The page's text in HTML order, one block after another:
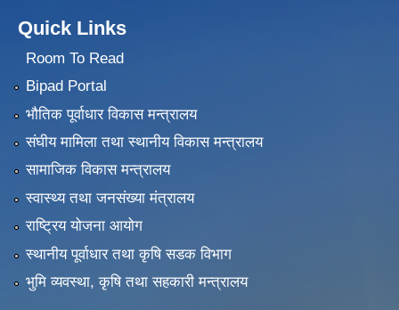
Quick Links
Room To Read
Bipad Portal
भौतिक पूर्वाधार विकास मन्त्रालय
संघीय मामिला तथा स्थानीय विकास मन्त्रालय
सामाजिक विकास मन्त्रालय
स्वास्थ्य तथा जनसंख्या मंत्रालय
राष्ट्रिय योजना आयोग
स्थानीय पूर्वाधार तथा कृषि सडक विभाग
भुमि व्यवस्था, कृषि तथा सहकारी मन्त्रालय